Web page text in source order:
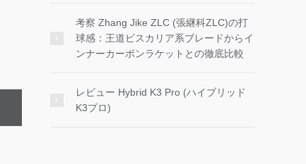
考察 Zhang Jike ZLC (張継科ZLC)の打
球感：王道ビスカリア系ブレードからイ
ンナーカーボンラケットとの徹底比較
レビュー Hybrid K3 Pro (ハイブリッド
K3プロ)